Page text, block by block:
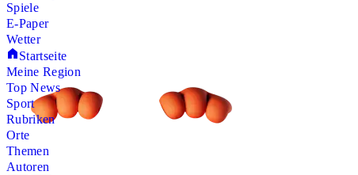
Spiele
E-Paper
Wetter
Startseite
Meine Region
Top News
Sport
Rubriken
Orte
Themen
Autoren